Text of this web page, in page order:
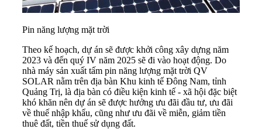
Pin năng lượng mặt trời
Theo kế hoạch, dự án sẽ được khởi công xây dựng năm
2023 và đến quý IV năm 2025 sẽ đi vào hoạt động. Do
nhà máy sản xuất tấm pin năng lượng mặt trời QV
SOLAR nằm trên địa bàn Khu kinh tế Đông Nam, tỉnh
Quảng Trị, là địa bàn có điều kiện kinh tế - xã hội đặc biệt
khó khăn nên dự án sẽ được hưởng ưu đãi đầu tư, ưu đãi
về thuế nhập khẩu, cũng như ưu đãi về miễn, giảm tiền
thuê đất, tiền thuế sử dụng đất.